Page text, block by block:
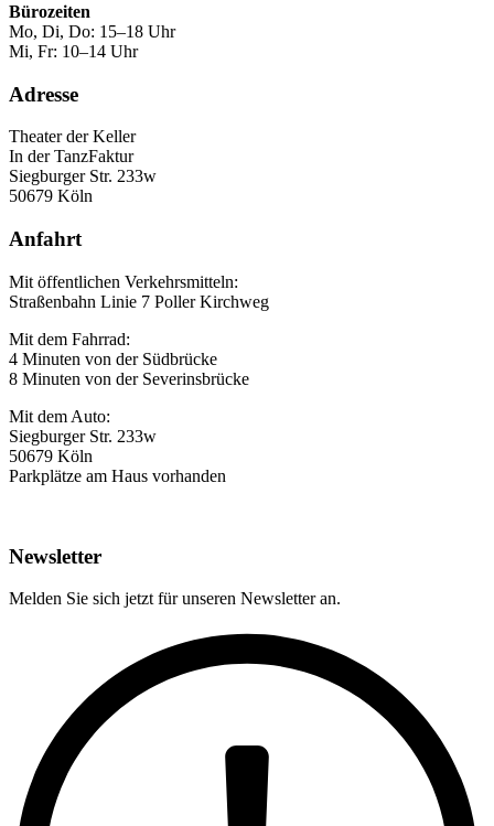
Bürozeiten
Mo, Di, Do: 15–18 Uhr
Mi, Fr: 10–14 Uhr
Adresse
Theater der Keller
In der TanzFaktur
Siegburger Str. 233w
50679 Köln
Anfahrt
Mit öffentlichen Verkehrsmitteln:
Straßenbahn Linie 7 Poller Kirchweg
Mit dem Fahrrad:
4 Minuten von der Südbrücke
8 Minuten von der Severinsbrücke
Mit dem Auto:
Siegburger Str. 233w
50679 Köln
Parkplätze am Haus vorhanden
Newsletter
Melden Sie sich jetzt für unseren Newsletter an.